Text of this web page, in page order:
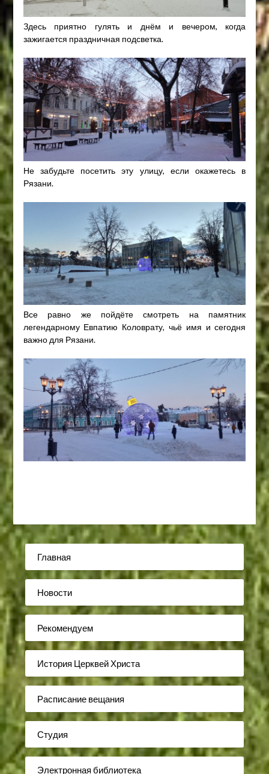
Здесь приятно гулять и днём и вечером, когда
зажигается праздничная подсветка.
Не забудьте посетить эту улицу, если окажетесь в
Рязани.
Все равно же пойдёте смотреть на памятник
легендарному Евпатию Коловрату, чьё имя и сегодня
важно для Рязани.
Главная
Новости
Рекомендуем
История Церквей Христа
Расписание вещания
Студия
Электронная библиотека